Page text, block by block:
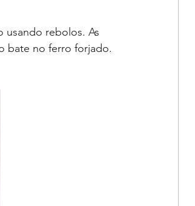
usando rebolos. As
bate no ferro forjado.